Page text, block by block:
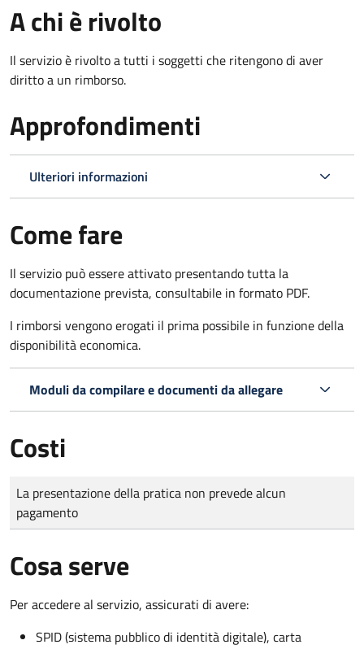
A chi è rivolto
Il servizio è rivolto a tutti i soggetti che ritengono di aver
diritto a un rimborso.
Approfondimenti
Ulteriori informazioni
Come fare
Il servizio può essere attivato presentando tutta la
documentazione prevista, consultabile in formato PDF.
I rimborsi vengono erogati il prima possibile in funzione della
disponibilità economica.
Moduli da compilare e documenti da allegare
Costi
Tipo di pagamento
Importo
La presentazione della pratica non prevede alcun
pagamento
Cosa serve
Per accedere al servizio, assicurati di avere:
SPID (sistema pubblico di identità digitale), carta